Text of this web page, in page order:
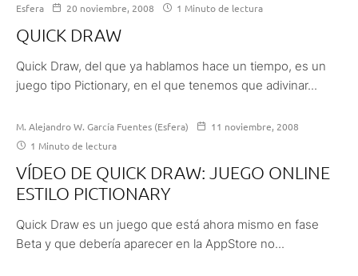
Esfera 20 noviembre, 2008 1 Minuto de lectura
QUICK DRAW
Quick Draw, del que ya hablamos hace un tiempo, es un
juego tipo Pictionary, en el que tenemos que adivinar...
M. Alejandro W. García Fuentes (Esfera)
11 noviembre, 2008
1 Minuto de lectura
VÍDEO DE QUICK DRAW: JUEGO ONLINE
ESTILO PICTIONARY
Quick Draw es un juego que está ahora mismo en fase
Beta y que debería aparecer en la AppStore no...